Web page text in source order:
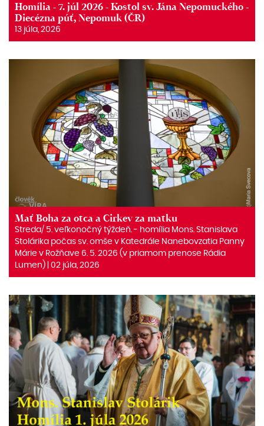
Homília - 7. júl 2026 - Kostol sv. Jána Nepomuckého -
Diecézna púť, Nepomuk (ČR)
13 júla, 2026
Mať Boha za otca a Cirkev za matku
Streda/ 5. veľkonočný týždeň. ‒ homília Mons. Stanislava
Stolárika počas sv. omše v Katedrále Nanebovzatia Panny
Márie v Rožňave 6. 5. 2026 (v priamom prenose Rádia
Lumen) | 02 júla, 2026